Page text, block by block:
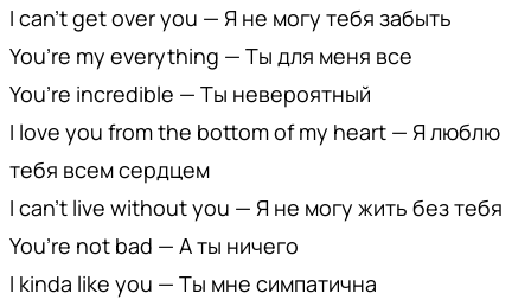
I can’t get over you — Я не могу тебя забыть
You’re my everything — Ты для меня все
You’re incredible — Ты невероятный
I love you from the bottom of my heart — Я люблю
тебя всем сердцем
I can’t live without you — Я не могу жить без тебя
You’re not bad — А ты ничего
I kinda like you — Ты мне симпатична